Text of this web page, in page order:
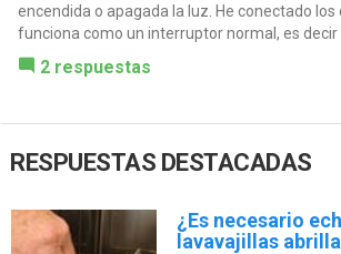
encendida o apagada la luz. He conectado los
funciona como un interruptor normal, es decir
2 respuestas
RESPUESTAS DESTACADAS
¿Es necesario
lavavajillas